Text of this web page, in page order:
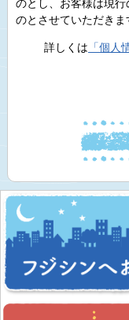
のとし、お客様は現
のとさせていただきま
詳しくは 「個人